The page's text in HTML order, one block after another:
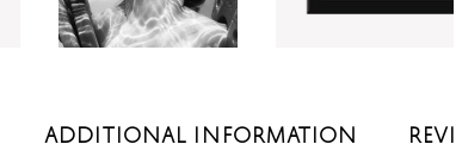
ADDITIONAL INFORMATION